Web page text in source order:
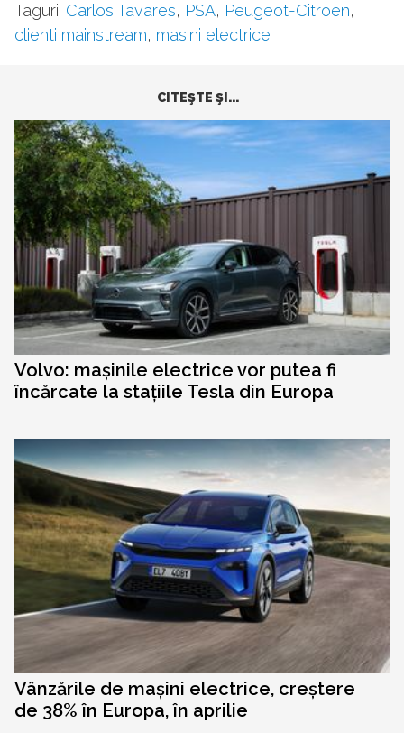
Taguri: Carlos Tavares, PSA, Peugeot-Citroen,
clienti mainstream, masini electrice
CITEŞTE ŞI...
Volvo: mașinile electrice vor putea fi
încărcate la stațiile Tesla din Europa
Vânzările de mașini electrice, creștere
de 38% în Europa, în aprilie